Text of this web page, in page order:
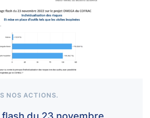
NOS ACTIONS.